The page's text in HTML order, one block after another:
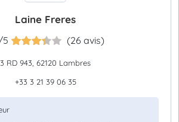
Laine Freres
5 (26 avis)
3 RD 943, 62120 Lambres
+33 3 21 39 06 35